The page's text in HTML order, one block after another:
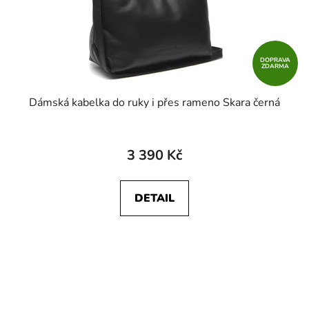
DOPRAVA
ZDARMA
Dámská kabelka do ruky i přes rameno Skara černá
3 390 Kč
DETAIL